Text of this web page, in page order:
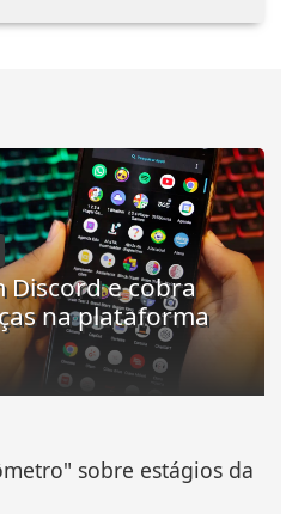
Discord e cobra
na plataforma
sobre estágios da